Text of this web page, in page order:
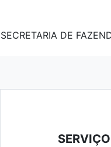
SECRETARIA DE